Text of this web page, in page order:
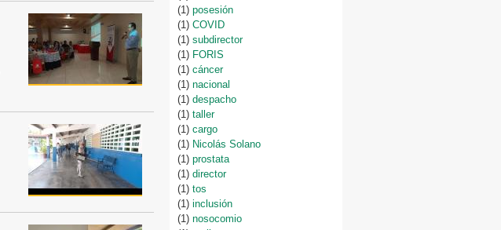
(1) posesión
(1) COVID
(1) subdirector
(1) FORIS
(1) cáncer
(1) nacional
(1) despacho
(1) taller
(1) cargo
(1) Nicolás Solano
(1) prostata
(1) director
(1) tos
(1) inclusión
(1) nosocomio